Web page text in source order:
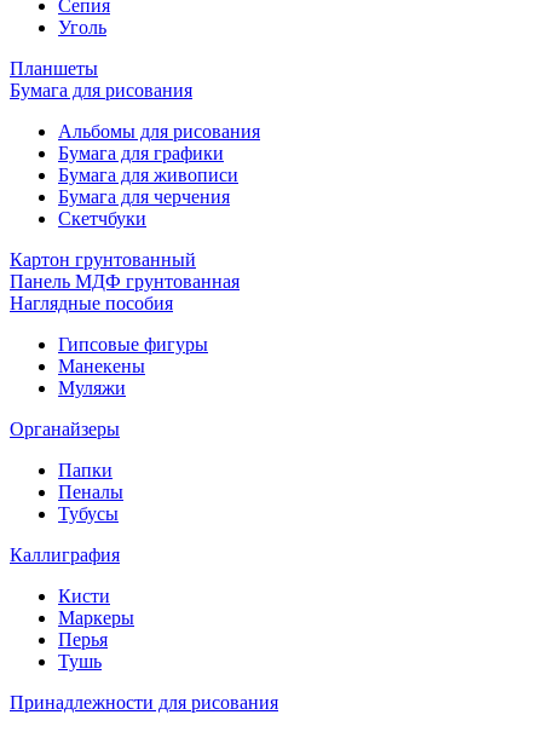
Сепия
Уголь
Планшеты
Бумага для рисования
Альбомы для рисования
Бумага для графики
Бумага для живописи
Бумага для черчения
Скетчбуки
Картон грунтованный
Панель МДФ грунтованная
Наглядные пособия
Гипсовые фигуры
Манекены
Муляжи
Органайзеры
Папки
Пеналы
Тубусы
Каллиграфия
Кисти
Маркеры
Перья
Тушь
Принадлежности для рисования